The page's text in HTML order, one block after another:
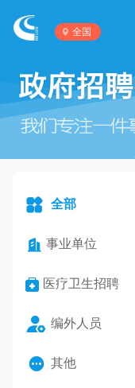
全国
全部
事业单位
医疗卫生招聘
编外人员
其他